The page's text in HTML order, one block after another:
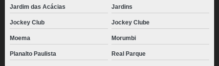
Jardim das Acácias Jardins
Jockey Club Jockey Clube
Moema Morumbi
Planalto Paulista Real Parque